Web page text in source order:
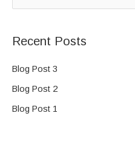
c
h
Recent Posts
Blog Post 3
Blog Post 2
Blog Post 1